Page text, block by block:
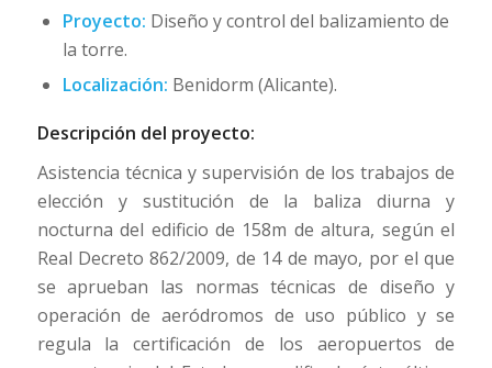
Proyecto: Diseño y control del balizamiento de
la torre.
Localización: Benidorm (Alicante).
Descripción del proyecto:
Asistencia técnica y supervisión de los trabajos de
elección y sustitución de la baliza diurna y
nocturna del edificio de 158m de altura, según el
Real Decreto 862/2009, de 14 de mayo, por el que
se aprueban las normas técnicas de diseño y
operación de aeródromos de uso público y se
regula la certificación de los aeropuertos de